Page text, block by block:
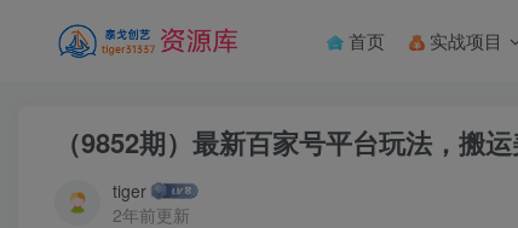
首页 实战项目
（9852期）最新百家号平台玩法，搬
tiger
2年前更新